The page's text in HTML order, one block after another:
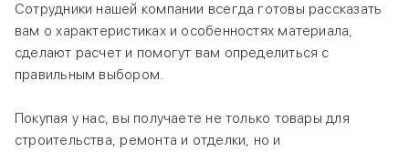
Сотрудники нашей компании всегда готовы рассказать
вам о характеристиках и особенностях материала,
сделают расчет и помогут вам определиться с
правильным выбором.
Покупая у нас, вы получаете не только товары для
строительства, ремонта и отделки, но и